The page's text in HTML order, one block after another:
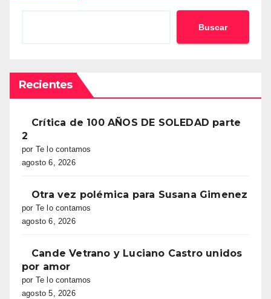
Buscar
Recientes
Crítica de 100 AÑOS DE SOLEDAD parte
2
por Te lo contamos
agosto 6, 2026
Otra vez polémica para Susana Gimenez
por Te lo contamos
agosto 6, 2026
Cande Vetrano y Luciano Castro unidos
por amor
por Te lo contamos
agosto 5, 2026